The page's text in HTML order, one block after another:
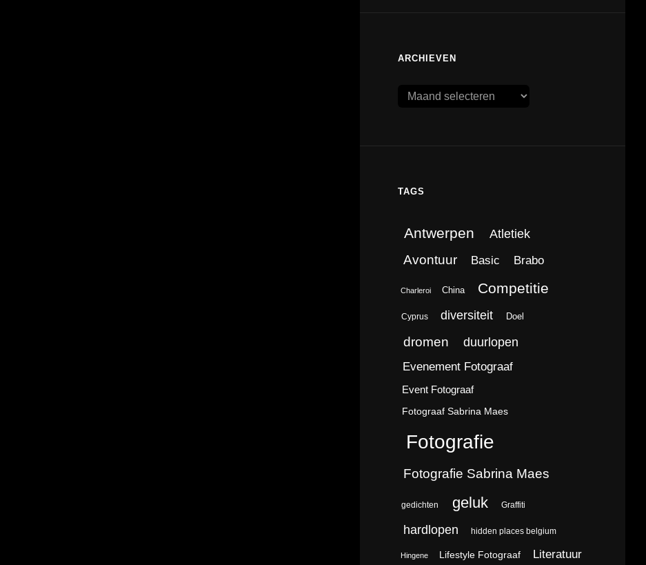
ARCHIEVEN
Archieven
TAGS
Antwerpen Atletiek
Avontuur Basic Brabo
Charleroi China Competitie
Cyprus diversiteit Doel
dromen duurlopen
Evenement Fotograaf
Event Fotograaf
Fotograaf Sabrina Maes
Fotografie
Fotografie Sabrina Maes
gedichten geluk Graffiti
hardlopen hidden places belgium
Hingene Lifestyle Fotograaf Literatuur